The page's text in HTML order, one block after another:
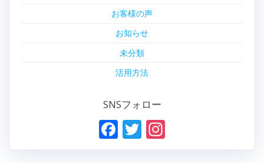
お客様の声
お知らせ
未分類
活用方法
SNSフォロー
F T